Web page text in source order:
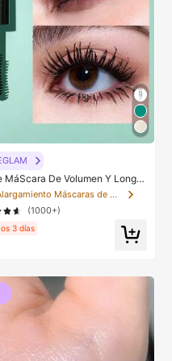
De Volumen Y Longit
Belleza CosméTica Maquillaje
en Alargamiento Máscaras de pestañas
(1000+)
3 días